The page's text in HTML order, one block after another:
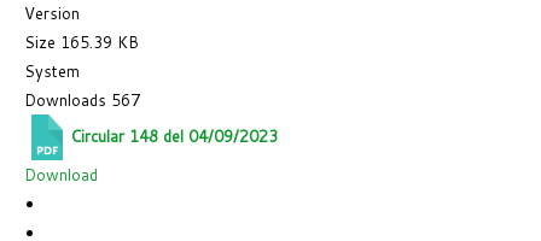
Version
Size 165.39 KB
System
Downloads 567
Circular 148 del 04/09/2023
Download